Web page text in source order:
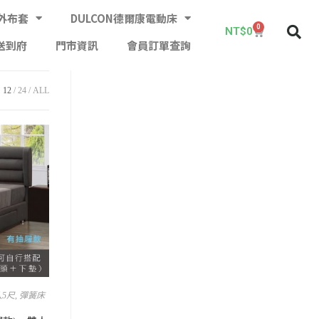
布套
DULCON德爾康電動床
到府 門市資訊 會員訂單查詢
NT$0 0
12 24 ALL
5尺, 彈簧床